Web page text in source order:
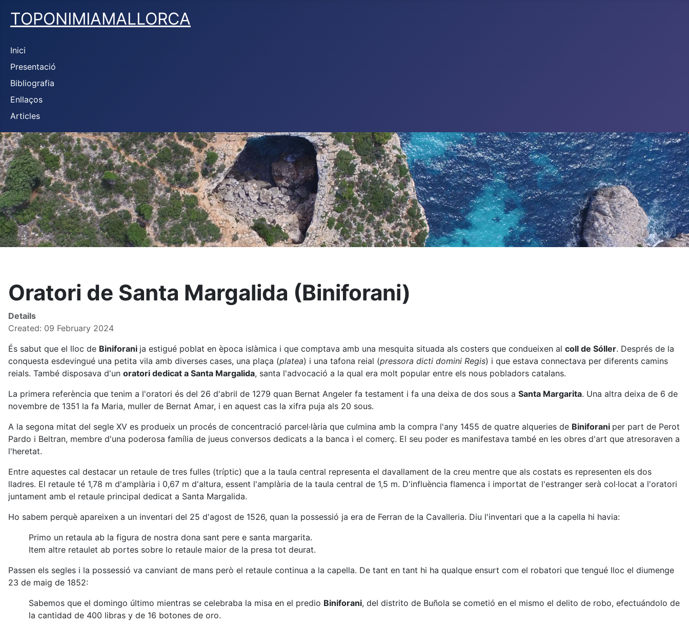
TOPONIMIAMALLORCA
Inici
Presentació
Bibliografia
Enllaços
Articles
Oratori de Santa Margalida (Biniforani)
Details
Created: 09 February 2024
És sabut que el lloc de Biniforani ja estigué poblat en època islàmica i que comptava amb una mesquita situada als costers que condueixen al coll de Sóller. Després de la
conquesta esdevingué una petita vila amb diverses cases, una plaça (platea) i una tafona reial (pressora dicti domini Regis) i que estava connectava per diferents camins
reials. També disposava d'un oratori dedicat a Santa Margalida, santa l'advocació a la qual era molt popular entre els nous pobladors catalans.
La primera referència que tenim a l'oratori és del 26 d'abril de 1279 quan Bernat Angeler fa testament i fa una deixa de dos sous a Santa Margarita. Una altra deixa de 6 de
novembre de 1351 la fa Maria, muller de Bernat Amar, i en aquest cas la xifra puja als 20 sous.
A la segona mitat del segle XV es produeix un procés de concentració parcel·lària que culmina amb la compra l'any 1455 de quatre alqueries de Biniforani per part de Perot
Pardo i Beltran, membre d'una poderosa família de jueus conversos dedicats a la banca i el comerç. El seu poder es manifestava també en les obres d'art que atresoraven a
l'heretat.
Entre aquestes cal destacar un retaule de tres fulles (tríptic) que a la taula central representa el davallament de la creu mentre que als costats es representen els dos
lladres. El retaule té 1,78 m d'amplària i 0,67 m d'altura, essent l'amplària de la taula central de 1,5 m. D'influència flamenca i importat de l'estranger serà col·locat a l'oratori
juntament amb el retaule principal dedicat a Santa Margalida.
Ho sabem perquè apareixen a un inventari del 25 d'agost de 1526, quan la possessió ja era de Ferran de la Cavalleria. Diu l'inventari que a la capella hi havia:
Primo un retaula ab la figura de nostra dona sant pere e santa margarita.
Item altre retaulet ab portes sobre lo retaule maior de la presa tot deurat.
Passen els segles i la possessió va canviant de mans però el retaule continua a la capella. De tant en tant hi ha qualque ensurt com el robatori que tengué lloc el diumenge
23 de maig de 1852:
Sabemos que el domingo último mientras se celebraba la misa en el predio Biniforani, del distrito de Buñola se cometió en el mismo el delito de robo, efectuándolo de
la cantidad de 400 libras y de 16 botones de oro.